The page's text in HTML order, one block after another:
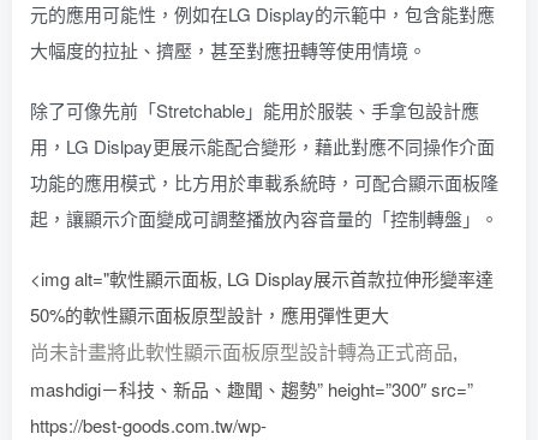
元的應用可能性，例如在LG Display的示範中，包含能對應
大幅度的拉扯、擠壓，甚至對應扭轉等使用情境。
除了可像先前「Stretchable」能用於服裝、手拿包設計應
用，LG Dislpay更展示能配合變形，藉此對應不同操作介面
功能的應用模式，比方用於車載系統時，可配合顯示面板隆
起，讓顯示介面變成可調整播放內容音量的「控制轉盤」。
<img alt="軟性顯示面板, LG Display展示首款拉伸形變率達
50%的軟性顯示面板原型設計，應用彈性更大
尚未計畫將此軟性顯示面板原型設計轉為正式商品,
mashdigi－科技、新品、趣聞、趨勢” height=”300″ src=”
https://best-goods.com.tw/wp-